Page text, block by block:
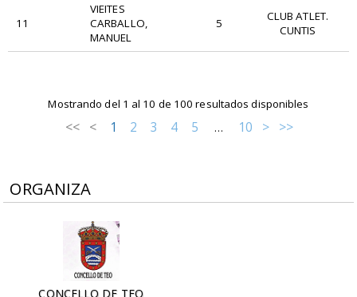
11
VIEITES
CARBALLO,
MANUEL
5
CLUB ATLET.
CUNTIS
Mostrando del 1 al 10 de 100 resultados disponibles
<< < 1 2 3 4 5 … 10 > >>
ORGANIZA
CONCELLO DE TEO